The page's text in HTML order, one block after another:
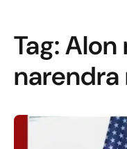
Tag:Alon